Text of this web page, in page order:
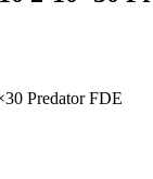
Predator FDE